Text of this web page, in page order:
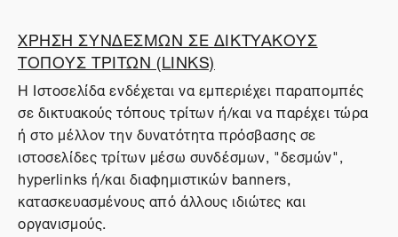
ΧΡΗΣΗ ΣΥΝΔΕΣΜΩΝ ΣΕ ΔΙΚΤΥΑΚΟΥΣ
ΤΟΠΟΥΣ ΤΡΙΤΩΝ (LINKS)
Η Ιστοσελίδα ενδέχεται να εμπεριέχει παραπομπές
σε δικτυακούς τόπους τρίτων ή/και να παρέχει τώρα
ή στο μέλλον την δυνατότητα πρόσβασης σε
ιστοσελίδες τρίτων μέσω συνδέσμων, "δεσμών",
hyperlinks ή/και διαφημιστικών banners,
κατασκευασμένους από άλλους ιδιώτες και
οργανισμούς.